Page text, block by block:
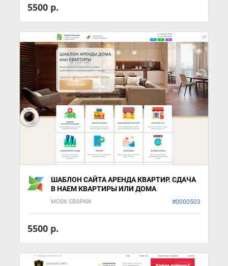
5500 р.
ШАБЛОН САЙТА АРЕНДА КВАРТИР. СДАЧА
В НАЕМ КВАРТИРЫ ИЛИ ДОМА
MODX СБОРКИ #0000503
5500 р.